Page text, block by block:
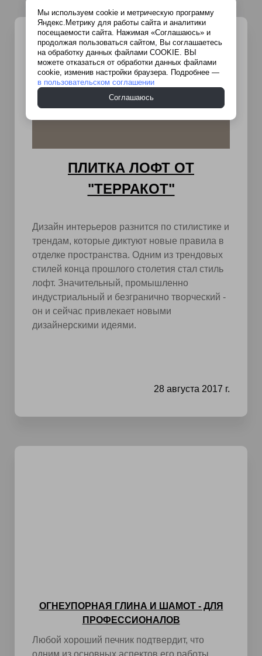
ПЛИТКА ЛОФТ ОТ
"ТЕРРАКОТ"
Дизайн интерьеров разнится по стилистике и
трендам, которые диктуют новые правила в
отделке пространства. Одним из трендовых
стилей конца прошлого столетия стал стиль
лофт. Значительный, промышленно
индустриальный и безгранично творческий -
он и сейчас привлекает новыми
дизайнерскими идеями.
28 августа 2017 г.
ОГНЕУПОРНАЯ ГЛИНА И ШАМОТ - ДЛЯ
ПРОФЕССИОНАЛОВ
Любой хороший печник подтвердит, что
Мы используем cookie и метрическую программу
Яндекс.Метрику для работы сайта и аналитики
посещаемости сайта. Нажимая «Соглашаюсь» и
продолжая пользоваться сайтом, Вы соглашаетесь
на обработку данных файлами COOKIE. ВЫ
можете отказаться от обработки данных файлами
cookie, изменив настройки браузера. Подробнее —
в пользовательском соглашении
Соглашаюсь